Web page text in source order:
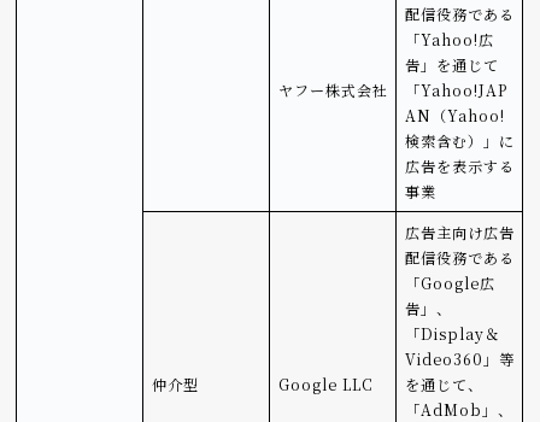
ヤフー株式会社
配信役務である
「Yahoo!広
告」を通じて
「Yahoo!JAP
AN（Yahoo!
検索含む）」に
広告を表示する
事業
仲介型 Google LLC
広告主向け広告
配信役務である
「Google広
告」、
「Display＆
Video360」等
を通じて、
「AdMob」、